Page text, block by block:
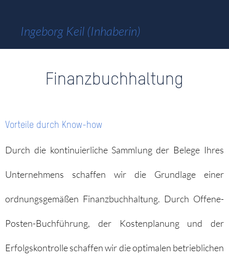
Ingeborg Keil (Inhaberin)
Finanzbuchhaltung
Vorteile durch Know-how
Durch die kontinuierliche Sammlung der Belege Ihres
Unternehmens schaffen wir die Grundlage einer
ordnungsgemäßen Finanzbuchhaltung. Durch Offene-
Posten-Buchführung, der Kostenplanung und der
Erfolgskontrolle schaffen wir die optimalen betrieblichen